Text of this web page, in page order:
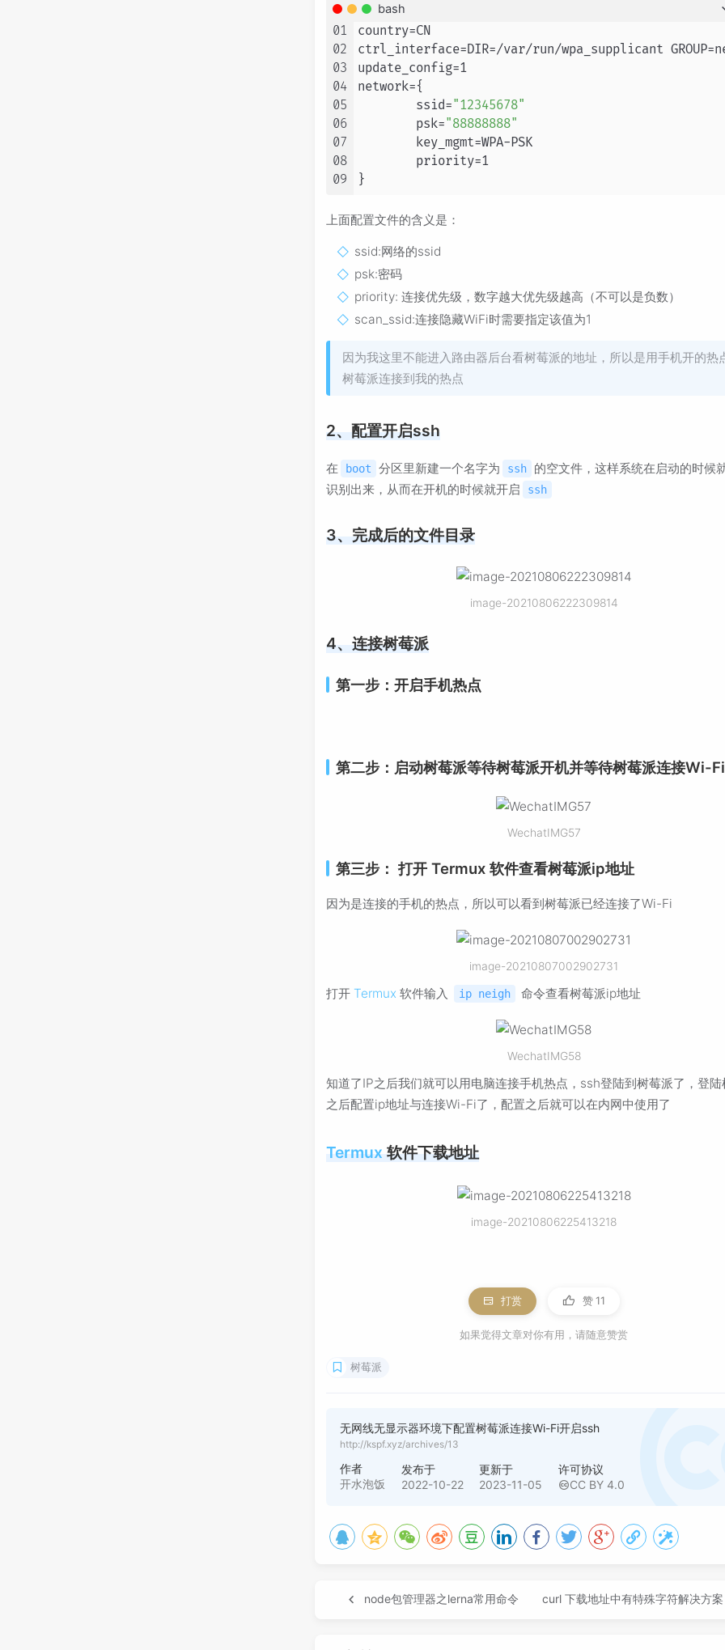
bash
01
02
03
04
05
06
07
08
09
country=CN
ctrl_interface=DIR=/var/run/wpa_supplicant
update_config=1
network={
	ssid=
"12345678"
	psk=
"88888888"
上面配置文件的含义是：
ssid:网络的ssid
psk:密码
priority: 连接优先级，数字越大优先级越高（不可以是负数）
scan_ssid:连接隐藏WiFi时需要指定该值为1
因为我这里不能进入路由器后台看树莓派的地址，所以是用手机开的热
树莓派连接到我的热点
2、配置开启ssh
在 boot 分区里新建一个名字为 ssh
的空文件，这样系统在启动的时候
识别出来，从而在开机的时候就开启
ssh
3、完成后的文件目录
image-20210806222309814
4、连接树莓派
第一步：开启手机热点
第二步：启动树莓派等待树莓派开机并等待树莓派连接Wi-Fi
WechatIMG57
第三步： 打开 Termux 软件查看树莓派ip地址
因为是连接的手机的热点，所以可以看到树莓派已经连接了Wi-Fi
image-20210807002902731
打开Termux 软件输入 ip neigh 命令查看树莓派ip地址
WechatIMG58
知道了IP之后我们就可以用电脑连接手机热点，ssh登陆到树莓派了，登
之后配置ip地址与连接Wi-Fi了，配置之后就可以在内网中使用了
Termux 软件下载地址
image-20210806225413218
打赏 赞 11
如果觉得文章对你有用，请随意赞赏
树莓派
无网线无显示器环境下配置树莓派连接Wi-Fi开启ssh
http://kspf.xyz/archives/13
作者
开水泡饭
发布于
2022-10-22
更新于
2023-11-05
许可协议
CC BY 4.0
node包管理器之lerna常用命令 curl 下载地址中有特殊字符解决方案